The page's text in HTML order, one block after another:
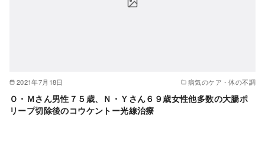
2021年7月18日 病気のケア・体の不調
Ｏ・Ｍさん男性７５歳、Ｎ・Ｙさん６９歳女性他多数の大腸ポ
リープ切除後のコウケントー光線治療